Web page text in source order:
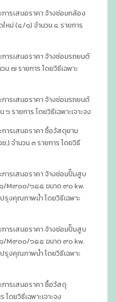
ารเสนอราคา จ้างซ่อมกล้อง
หม่ (๔/๑) จำนวน ๔ รายการ
ารเสนอราคา จ้างซ่อมรถยนต์
๗ รายการ โดยวิธีเฉพาะ
ารเสนอราคา จ้างซ่อมรถยนต์
รายการ โดยวิธีเฉพาะเจาะจง
ารเสนอราคา ซื้อวัสดุยาน
จำนวน ๓ รายการ โดยวิธี
ารเสนอราคา จ้างซ่อมปั๊มสูบ
๑/M๙๐๐/๖๕๕ ขนาด ๙๐ kw.
รุงคุณภาพน้ำ โดยวิธีเฉพาะ
ารเสนอราคา จ้างซ่อมปั๊มสูบ
๑/M๙๐๐/๖๕๕ ขนาด ๙๐ kw.
รุงคุณภาพน้ำ โดยวิธีเฉพาะ
ารเสนอราคา ซื้อวัสดุ
ดยวิธีเฉพาะเจาะจง